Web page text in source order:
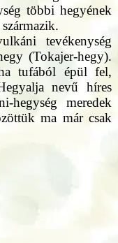
többi hegyének
tevékenység
(Tokajer-hegy).
tufából épül fel,
nevű híres
hegység meredek
ma már csak